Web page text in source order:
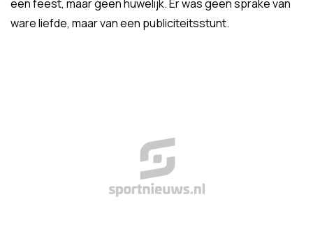
een feest, maar geen huwelijk. Er was geen sprake van
ware liefde, maar van een publiciteitsstunt.